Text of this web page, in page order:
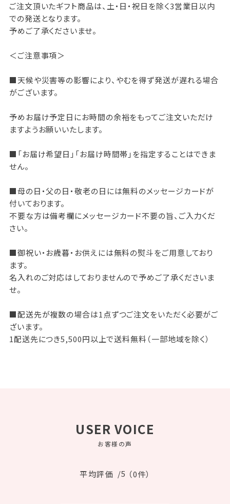
ご注文頂いたギフト商品は、土・日・祝日を除く3営業日以内
での発送となります。
予めご了承くださいませ。
＜ご注意事項＞
■天候や災害等の影響により、やむを得ず発送が遅れる場合
がございます。
予めお届け予定日にお時間の余裕をもってご注文いただけ
ますようお願いいたします。
■「お届け希望日」「お届け時間帯」を指定することはできま
せん。
■母の日・父の日・敬老の日には無料のメッセージカードが
付いております。
不要な方は備考欄にメッセージカード不要の旨、ご入力くだ
さい。
■御祝い・お歳暮・お供えには無料の熨斗をご用意しており
ます。
名入れのご対応はしておりませんので予めご了承くださいま
せ。
■配送先が複数の場合は1点ずつご注文をいただく必要がご
ざいます。
1配送先につき5,500円以上で送料無料（一部地域を除く）
USER VOICE
お客様の声
平均評価 /5 （0件）